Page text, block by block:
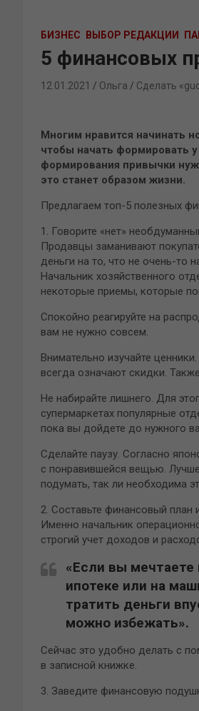
БИЗНЕС ВЫБОР РЕДАКЦИИ
5 финансовых
12.01.2021 Ольга Сделать
Многим нравится начинать
чтобы начать формировать
формирования привычки
это станет образом жизни.
Предлагаем топ-5 полезных
1. Говорите «нет»
Продавцы заманивают
деньги на то, что не очень-то
Начальник хозяйственного
некоторые приемы, которые
Спокойно реагируйте на
вам не нужно совсем.
Внимательно изучайте
всегда означают скидки.
Не набирайте лишнего. Для
супермаркетах популярные
пока вы дойдете до нужного
Сделайте паузу. Согласно
с понравившейся вещью.
подумать, так ли необходима
2. Составьте финансовый план
Именно начальник
строгий учет доходов и
«Если вы мечтаете
ипотеке или на
тратить деньги
можно избежать».
Сейчас это удобно делать с
в записной книжке.
3. Заведите финансовую